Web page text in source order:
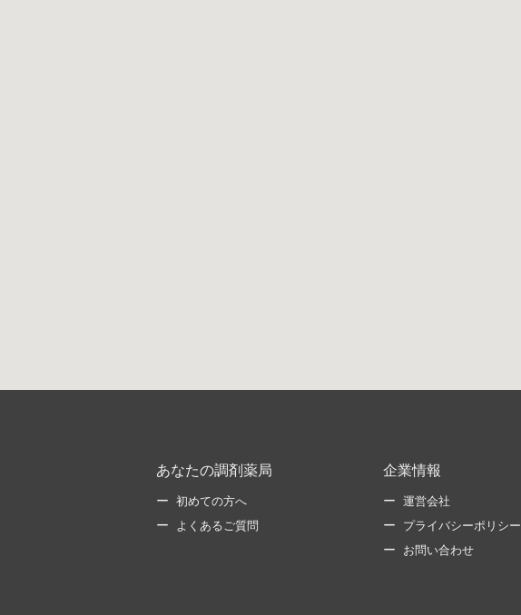
あなたの調剤薬局
初めての方へ
よくあるご質問
企業情報
運営会社
プライバシーポリシー
お問い合わせ